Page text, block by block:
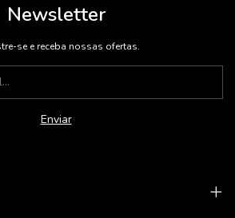
Newsletter
se e receba nossas ofertas.